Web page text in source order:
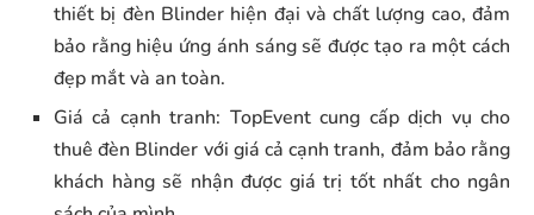
thiết bị đèn Blinder hiện đại và chất lượng cao, đảm
bảo rằng hiệu ứng ánh sáng sẽ được tạo ra một cách
đẹp mắt và an toàn.
Giá cả cạnh tranh: TopEvent cung cấp dịch vụ cho
thuê đèn Blinder với giá cả cạnh tranh, đảm bảo rằng
khách hàng sẽ nhận được giá trị tốt nhất cho ngân